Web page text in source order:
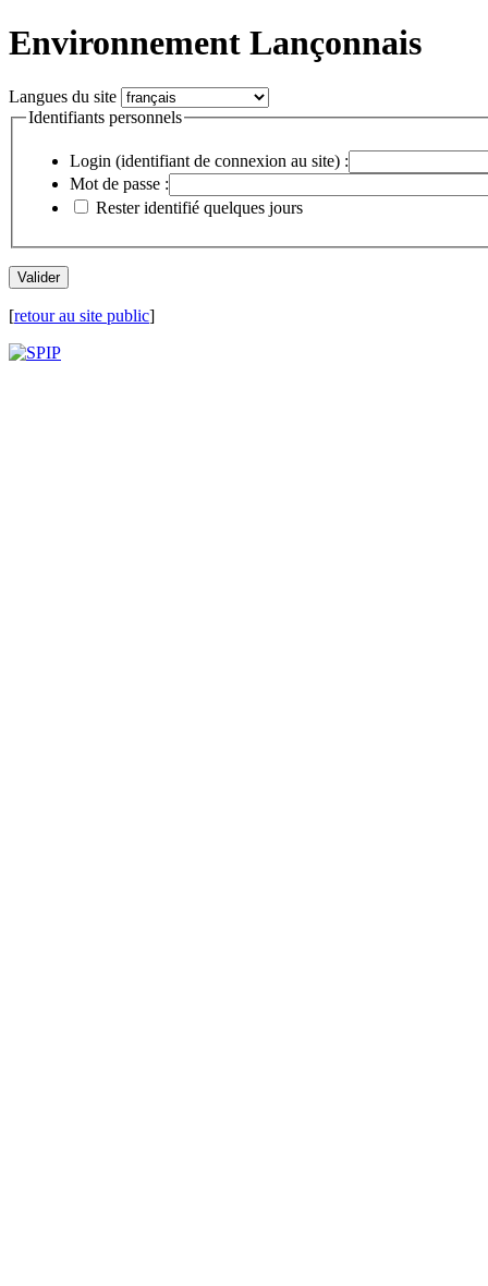
Environnement Lançonnais
Langues du site
Identifiants personnels
Login (identifiant de connexion au site) :
Mot de passe :
Rester identifié quelques jours
[retour au site public]